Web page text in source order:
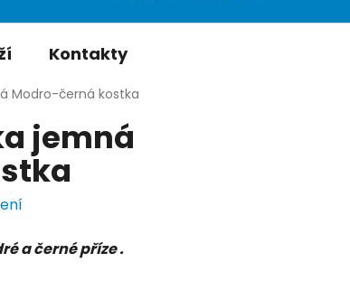
KOŠÍK
Kontakty
Modro-černá kostka
jemná
a černé příze .